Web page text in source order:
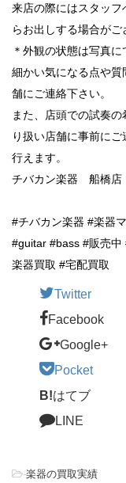
来店の際にはスタッ
らお出しする場合がご
＊外観の状態は写真に
細かい気になる点や
舗にご連絡下さい。
また、店頭での試奏
り扱い店舗に事前に
行えます。
チバカン楽器 船橋店
#チバカン楽器 #楽器
#guitar #bass #販売中
楽器買取 #宅配買取
Twitter
Facebook
Google+
Pocket
B!はてブ
LINE
-楽器の買取実績